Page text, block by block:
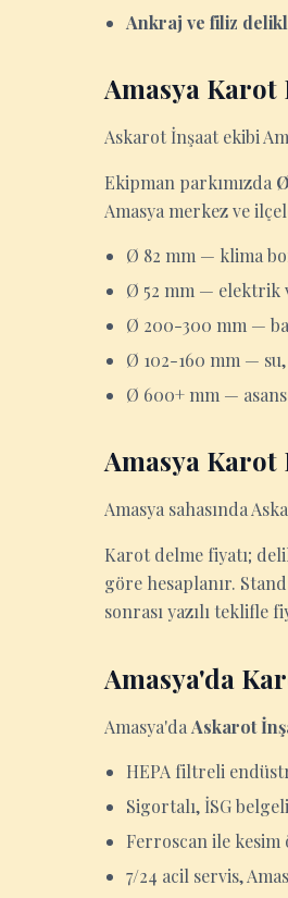
Ankraj ve filiz
Amasya
Askarot İnşaat ekibi
Ekipman parkımızda
Amasya merkez ve
Ø 82 mm — klima
Ø 52 mm — elektrik
Ø 200-300 mm —
Ø 102-160 mm —
Ø 600+ mm —
Amasya Karot
Amasya sahasında
Karot delme fiyatı;
göre hesaplanır.
sonrası yazılı teklifle
Amasya'da
Amasya'da Askarot
HEPA filtreli
Sigortalı, İSG
Ferroscan ile
7/24 acil servis,